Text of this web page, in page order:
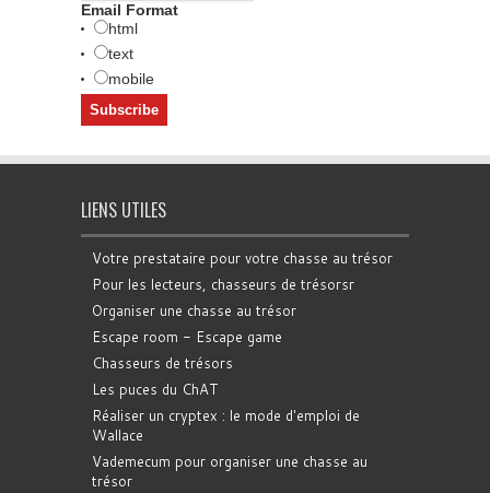
Email Format
html
text
mobile
LIENS UTILES
Votre prestataire pour votre chasse au trésor
Pour les lecteurs, chasseurs de trésorsr
Organiser une chasse au trésor
Escape room - Escape game
Chasseurs de trésors
Les puces du ChAT
Réaliser un cryptex : le mode d'emploi de
Wallace
Vademecum pour organiser une chasse au
trésor